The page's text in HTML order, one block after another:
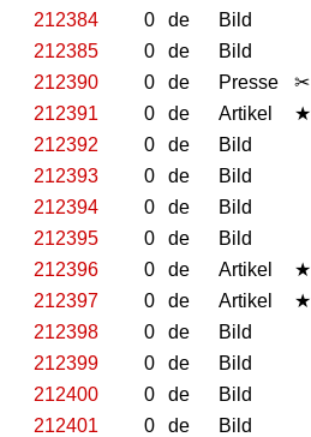
212384
0 de Bild
212385
0 de Bild
212390
0 de Presse ✂
212391
0 de Artikel ★
212392
0 de Bild
212393
0 de Bild
212394
0 de Bild
212395
0 de Bild
212396
0 de Artikel ★
212397
0 de Artikel ★
212398
0 de Bild
212399
0 de Bild
212400
0 de Bild
212401
0 de Bild